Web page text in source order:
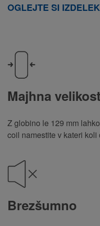
OGLEJTE SI IZDELEK
Majhna velikost
Z globino le 129 mm
coil namestite v kateri
Brezšumno